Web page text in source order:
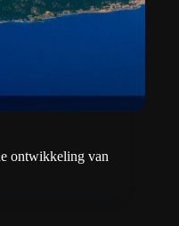
ontwikkeling van